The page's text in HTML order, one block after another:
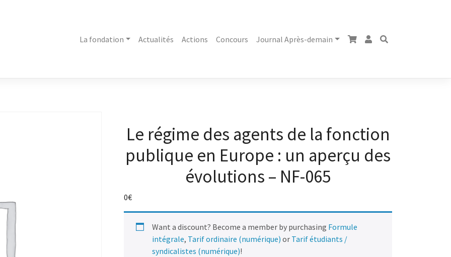
La fondation Actualités Actions Concours Journal Après-demain
Le régime des agents de la fonction
publique en Europe : un aperçu des
évolutions – NF-065
0€
Want a discount? Become a member by purchasing Formule
intégrale, Tarif ordinaire (numérique) or Tarif étudiants /
syndicalistes (numérique)!